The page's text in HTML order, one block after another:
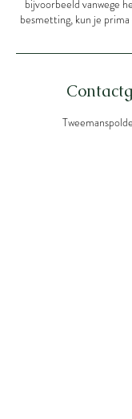
bijvoorbeeld vanwege
besmetting, kun je